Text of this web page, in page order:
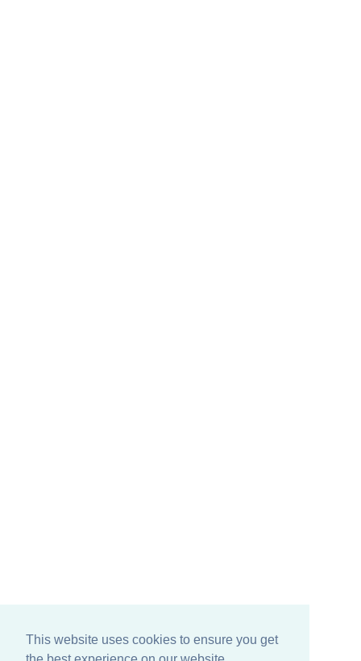
This website uses cookies to ensure you get